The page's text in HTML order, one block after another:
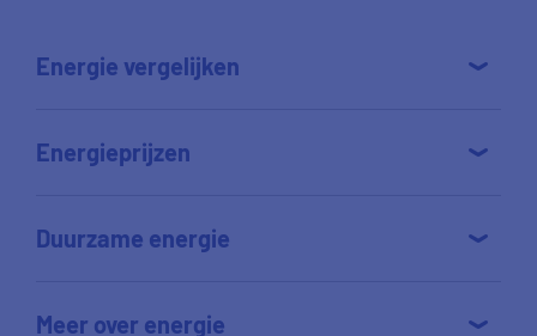
Energie vergelijken
Energieprijzen
Duurzame energie
Meer over energie